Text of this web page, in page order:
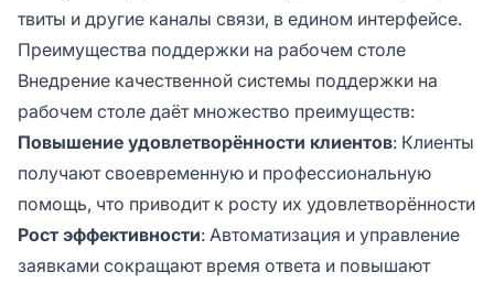
твиты и другие каналы связи, в едином интерфейсе.
Преимущества поддержки на рабочем столе
Внедрение качественной системы поддержки на
рабочем столе даёт множество преимуществ:
Повышение удовлетворённости клиентов: Клиенты
получают своевременную и профессиональную
помощь, что приводит к росту их удовлетворённости
Рост эффективности: Автоматизация и управление
заявками сокращают время ответа и повышают